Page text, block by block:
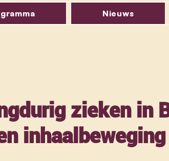
Nieuws
zieken in
inhaalbeweging